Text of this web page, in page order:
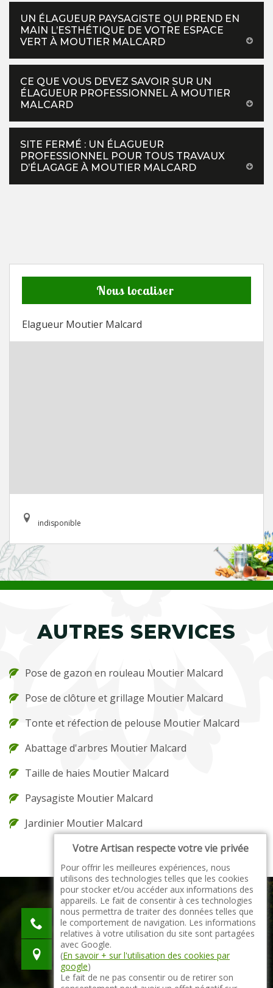
UN ÉLAGUEUR PAYSAGISTE QUI PREND EN
MAIN L’ESTHÉTIQUE DE VOTRE ESPACE
VERT À MOUTIER MALCARD
CE QUE VOUS DEVEZ SAVOIR SUR UN
ÉLAGUEUR PROFESSIONNEL À MOUTIER
MALCARD
SITE FERMÉ : UN ÉLAGUEUR
PROFESSIONNEL POUR TOUS TRAVAUX
D’ÉLAGAGE À MOUTIER MALCARD
Nous localiser
Elagueur Moutier Malcard
indisponible
AUTRES SERVICES
Pose de gazon en rouleau Moutier Malcard
Pose de clôture et grillage Moutier Malcard
Tonte et réfection de pelouse Moutier Malcard
Abattage d'arbres Moutier Malcard
Taille de haies Moutier Malcard
Paysagiste Moutier Malcard
Jardinier Moutier Malcard
indisponible
indisponible
indisponible
Votre Artisan respecte votre vie privée
Pour offrir les meilleures expériences, nous
utilisons des technologies telles que les cookies
pour stocker et/ou accéder aux informations des
appareils. Le fait de consentir à ces technologies
nous permettra de traiter des données telles que
le comportement de navigation. Les informations
relatives à votre utilisation du site sont partagées
avec Google.
(En savoir + sur l'utilisation des cookies par
google)
Le fait de ne pas consentir ou de retirer son